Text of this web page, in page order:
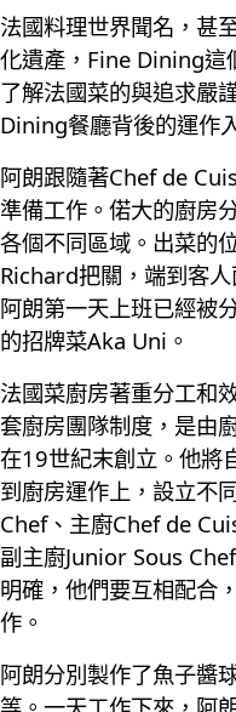
法國料理世界聞名，甚
化遺產，Fine Dining這
了解法國菜的與追求嚴
Dining餐廳背後的運作
阿朗跟隨著Chef de
準備工作。偌大的廚房
各個不同區域。出菜的
Richard把關，端到客
阿朗第一天上班已經被
的招牌菜Aka Uni。
法國菜廚房著重分工和
套廚房團隊制度，是由
在19世紀末創立。他將
到廚房運作上，設立不
Chef、主廚Chef de
副主廚Junior Sous
明確，他們要互相配合
作。
阿朗分別製作了魚子醬